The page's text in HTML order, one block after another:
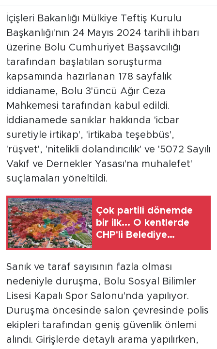
İçişleri Bakanlığı Mülkiye Teftiş Kurulu
Başkanlığı'nın 24 Mayıs 2024 tarihli ihbarı
üzerine Bolu Cumhuriyet Başsavcılığı
tarafından başlatılan soruşturma
kapsamında hazırlanan 178 sayfalık
iddianame, Bolu 3'üncü Ağır Ceza
Mahkemesi tarafından kabul edildi.
İddianamede sanıklar hakkında 'icbar
suretiyle irtikap', 'irtikaba teşebbüs',
'rüşvet', 'nitelikli dolandırıcılık' ve '5072 Sayılı
Vakıf ve Dernekler Yasası'na muhalefet'
suçlamaları yöneltildi.
Çok partili dönemde
bir ilk... O kentlerde
CHP'li Belediye
Sanık ve taraf sayısının fazla olması
nedeniyle duruşma, Bolu Sosyal Bilimler
Lisesi Kapalı Spor Salonu'nda yapılıyor.
Duruşma öncesinde salon çevresinde polis
ekipleri tarafından geniş güvenlik önlemi
alındı. Girişlerde detaylı arama yapılırken,